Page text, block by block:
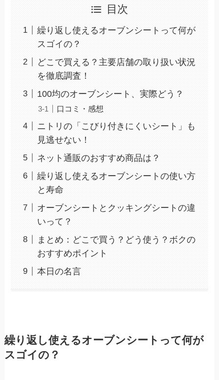
目次
繰り返し使えるオーブンシートって何が
スゴイの？
どこで買える？主要店舗の取り扱い状況
を徹底調査！
100均のオーブンシート、実際どう？
口コミ・感想
ニトリの「こびり付きにくいシート」も
見逃せない！
ネット通販のおすすめ商品は？
繰り返し使えるオーブンシートの使い方
と寿命
オーブンシートとクッキングシートの違
いって？
まとめ：どこで買う？どう使う？ボクの
おすすめポイント
本日の名言
繰り返し使えるオーブンシートって何が
スゴイの？